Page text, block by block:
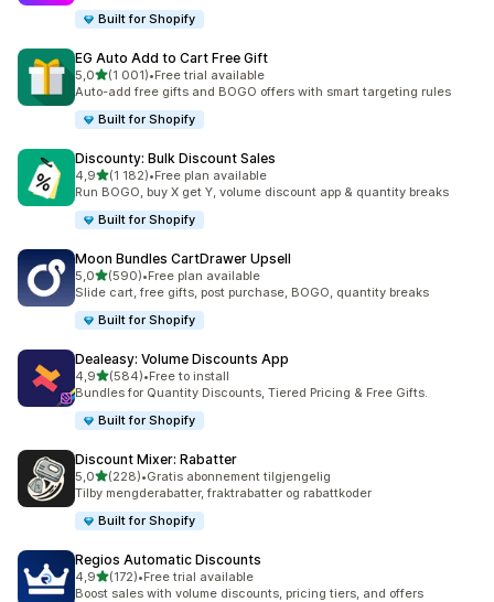
Built for Shopify
EG Auto Add to Cart Free Gift
5,0av 5 stjerner
(1 001)
Totalt 1001 omtaler
•Free trial available
Auto-add free gifts and BOGO offers with smart targeting rules
Built for Shopify
Discounty: Bulk Discount Sales
4,9av 5 stjerner
(1 182)
Totalt 1182 omtaler
•Free plan available
Run BOGO, buy X get Y, volume discount app & quantity breaks
Built for Shopify
Moon Bundles CartDrawer Upsell
5,0av 5 stjerner
(590)
Totalt 590 omtaler
•Free plan available
Slide cart, free gifts, post purchase, BOGO, quantity breaks
Built for Shopify
Dealeasy: Volume Discounts App
4,9av 5 stjerner
(584)
Totalt 584 omtaler
•Free to install
Bundles for Quantity Discounts, Tiered Pricing & Free Gifts.
Built for Shopify
Discount Mixer: Rabatter
5,0av 5 stjerner
(228)
Totalt 228 omtaler
•Gratis abonnement tilgjengelig
Tilby mengderabatter, fraktrabatter og rabattkoder
Built for Shopify
Regios Automatic Discounts
4,9av 5 stjerner
(172)
Totalt 172 omtaler
•Free trial available
Boost sales with volume discounts, pricing tiers, and offers